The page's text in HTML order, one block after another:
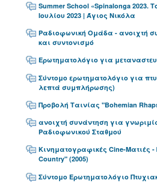
Summer School «Spinalonga 2023.
Ιουλίου 2023 | Άγιος Νικόλα
Ραδιοφωνική Ομάδα - ανοιχτή
και συντονισμό
Ερωτηματολόγιο για
Σύντομο ερωτηματολόγιο για
λεπτά συμπλήρωσης)
Προβολή Ταινίας "Bohemian
ανοιχτή συνάντηση για
Ραδιοφωνικού Σταθμού
Κινηματογραφικές Cine-Ματιές
Country" (2005)
Σύντομο Ερωτηματολόγιο